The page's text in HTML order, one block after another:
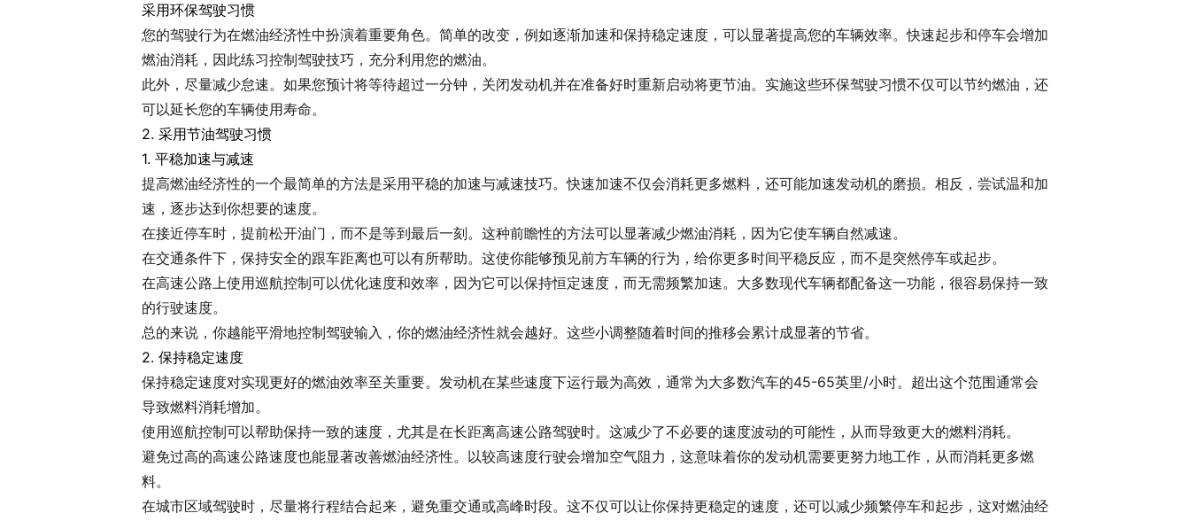
采用环保驾驶习惯
您的驾驶行为在燃油经济性中扮演着重要角色。简单的改变，例如逐渐加速和保持稳定速度，可以显著提高您的车辆效率。快速起步和停车会增加
燃油消耗，因此练习控制驾驶技巧，充分利用您的燃油。
此外，尽量减少怠速。如果您预计将等待超过一分钟，关闭发动机并在准备好时重新启动将更节油。实施这些环保驾驶习惯不仅可以节约燃油，还
可以延长您的车辆使用寿命。
2. 采用节油驾驶习惯
1. 平稳加速与减速
提高燃油经济性的一个最简单的方法是采用平稳的加速与减速技巧。快速加速不仅会消耗更多燃料，还可能加速发动机的磨损。相反，尝试温和加
速，逐步达到你想要的速度。
在接近停车时，提前松开油门，而不是等到最后一刻。这种前瞻性的方法可以显著减少燃油消耗，因为它使车辆自然减速。
在交通条件下，保持安全的跟车距离也可以有所帮助。这使你能够预见前方车辆的行为，给你更多时间平稳反应，而不是突然停车或起步。
在高速公路上使用巡航控制可以优化速度和效率，因为它可以保持恒定速度，而无需频繁加速。大多数现代车辆都配备这一功能，很容易保持一致
的行驶速度。
总的来说，你越能平滑地控制驾驶输入，你的燃油经济性就会越好。这些小调整随着时间的推移会累计成显著的节省。
2. 保持稳定速度
保持稳定速度对实现更好的燃油效率至关重要。发动机在某些速度下运行最为高效，通常为大多数汽车的45-65英里/小时。超出这个范围通常会
导致燃料消耗增加。
使用巡航控制可以帮助保持一致的速度，尤其是在长距离高速公路驾驶时。这减少了不必要的速度波动的可能性，从而导致更大的燃料消耗。
避免过高的高速公路速度也能显著改善燃油经济性。以较高速度行驶会增加空气阻力，这意味着你的发动机需要更努力地工作，从而消耗更多燃
料。
在城市区域驾驶时，尽量将行程结合起来，避免重交通或高峰时段。这不仅可以让你保持更稳定的速度，还可以减少频繁停车和起步，这对燃油经